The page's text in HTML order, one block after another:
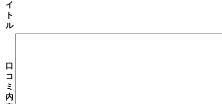
イ
ト
ル
口
コ
ミ
内